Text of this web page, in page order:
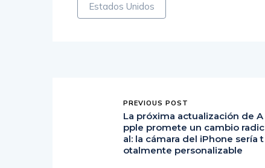
Estados Unidos
PREVIOUS POST
La próxima actualización de A
pple promete un cambio radic
al: la cámara del iPhone sería t
otalmente personalizable